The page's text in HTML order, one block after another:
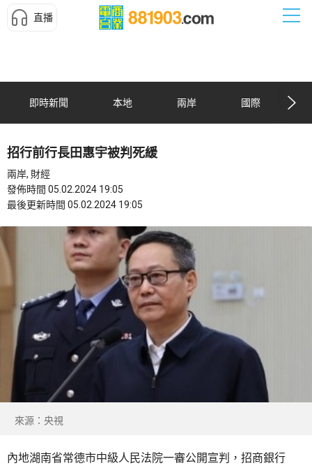
直播
即時新聞 本地 兩岸 國際
招行前行長田惠宇被判死緩
兩岸, 財經
發佈時間 05.02.2024 19:05
最後更新時間 05.02.2024 19:05
來源：央視
內地湖南省常德市中級人民法院一審公開宣判，招商銀行